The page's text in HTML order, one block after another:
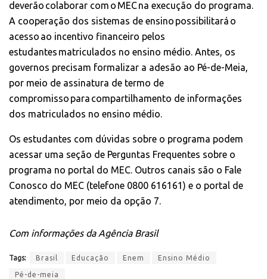
deverão colaborar com o MEC na execução do programa.
A cooperação dos sistemas de ensino possibilitará o
acesso ao incentivo financeiro pelos
estudantes matriculados no ensino médio. Antes, os
governos precisam formalizar a adesão ao Pé-de-Meia,
por meio de assinatura de termo de
compromisso para compartilhamento de informações
dos matriculados no ensino médio.
Os estudantes com dúvidas sobre o programa podem
acessar uma seção de Perguntas Frequentes sobre o
programa no portal do MEC. Outros canais são o Fale
Conosco do MEC (telefone 0800 616161) e o portal de
atendimento, por meio da opção 7.
Com informações da Agência Brasil
Tags: Brasil Educação Enem Ensino Médio
Pé-de-meia